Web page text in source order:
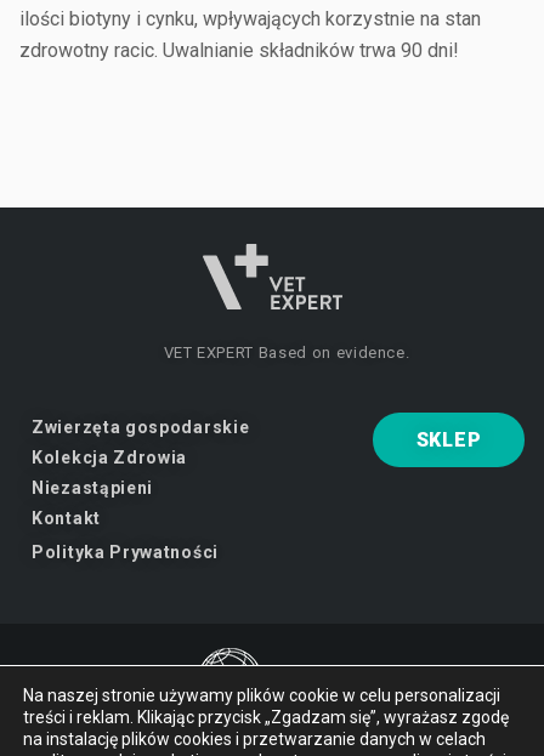
ilości biotyny i cynku, wpływających korzystnie na stan
zdrowotny racic. Uwalnianie składników trwa 90 dni!
VET EXPERT Based on evidence.
Zwierzęta gospodarskie
Kolekcja Zdrowia
Niezastąpieni
Kontakt
Polityka Prywatności
SKLEP
VET EXPERTmarka Vet Planet.
Na naszej stronie używamy plików cookie w celu personalizacji
treści i reklam. Klikając przycisk „Zgadzam się”, wyrażasz zgodę
na instalację plików cookies i przetwarzanie danych w celach